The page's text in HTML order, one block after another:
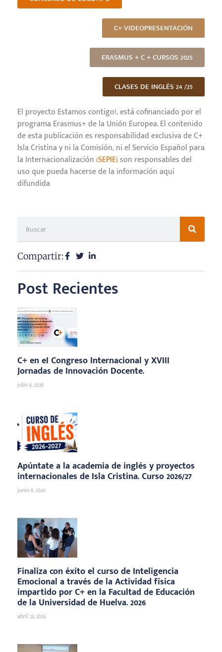
C+ VIDEOPRESENTACIÓN
ERASMUS + C + CURSOS 2025
CLASES DE INGLÉS 24 /25
El proyecto Estamos contigo!, está cofinanciado por el
programa Erasmus+ de la Unión Europea. El contenido
de esta publicación es responsabilidad exclusiva de C+
Isla Cristina y ni la Comisión, ni el Servicio Español para
la Internacionalización(SEPIE)son responsables del
uso que pueda hacerse de la información aquí
difundida
Compartir:
Post Recientes
C+ en eI Congreso Internacional y XVIII
Jornadas de Innovación Docente.
julio 6, 2026
Apúntate a la academia de inglés y proyectos
internacionales de Isla Cristina. Curso 2026/27
junio 9, 2026
Finaliza con éxito el curso de Inteligencia
Emocional a través de la Actividad física
impartido por C+ en la Facultad de Educación
de la Universidad de Huelva. 2026
abril 23, 2026